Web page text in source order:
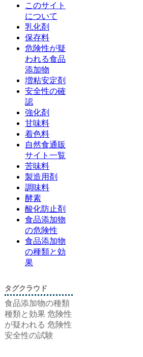
このサイト
について
乳化剤
保存料
危険性が疑
われる食品
添加物
増粘安定剤
安全性の確
認
強化剤
甘味料
着色料
自然食通販
サイト一覧
苦味料
製造用剤
調味料
酵素
酸化防止剤
食品添加物
の危険性
食品添加物
の種類と効
果
タグクラウド
食品添加物の種類
種類と効果 危険性
が疑われる 危険性
安全性の試験